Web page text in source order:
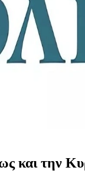
και την